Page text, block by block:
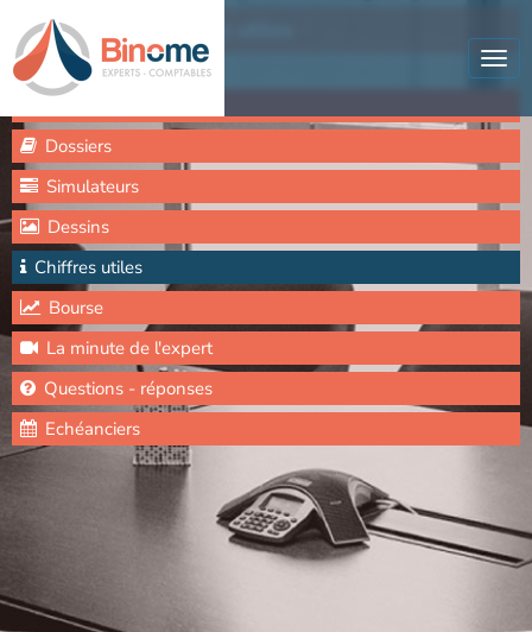
Actualités
Dossiers
Simulateurs
Dessins
Chiffres utiles
Bourse
La minute de l'expert
Questions - réponses
Echéanciers